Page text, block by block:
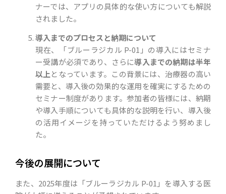
ナーでは、アプリの具体的な使い方についても解説
されました。
導入までのプロセスと納期について
現在、「ブルーラジカル P-01」の導入にはセミナ
ー受講が必須であり、さらに導入までの納期は半年
以上となっています。この背景には、治療器の高い
需要と、導入後の効果的な運用を確実にするための
セミナー制度があります。参加者の皆様には、納期
や導入手順についても具体的な説明を行い、導入後
の活用イメージを持っていただけるよう努めまし
た。
今後の展開について
また、2025年度は「ブルーラジカル P-01」を導入する医